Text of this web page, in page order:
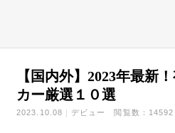
【国内外】2023年最新
カー厳選１０選
2023.10.08 デビュー 閲覧数：14592